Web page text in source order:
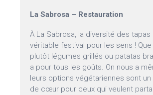
La Sabrosa – Restauration
À La Sabrosa, la diversité des tapas
véritable festival pour les sens !
plutôt légumes grillés ou patatas
a pour tous les goûts. On nous a
leurs options végétariennes sont un
de cœur pour ceux qui veulent